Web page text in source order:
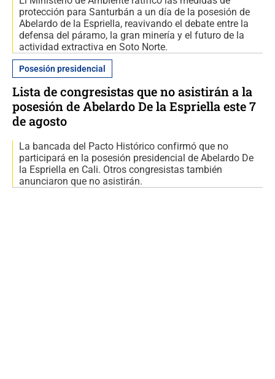
protección para Santurbán a un día de la posesión de
Abelardo de la Espriella, reavivando el debate entre la
defensa del páramo, la gran minería y el futuro de la
actividad extractiva en Soto Norte.
Posesión presidencial
Lista de congresistas que no asistirán a la
posesión de Abelardo De la Espriella este 7
de agosto
La bancada del Pacto Histórico confirmó que no
participará en la posesión presidencial de Abelardo De
la Espriella en Cali. Otros congresistas también
anunciaron que no asistirán.